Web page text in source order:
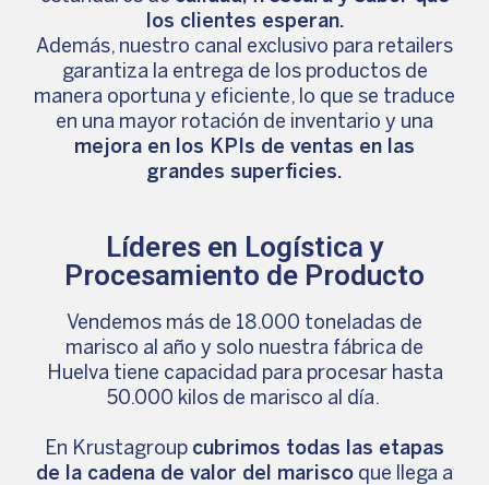
los clientes esperan.
Además, nuestro canal exclusivo para retailers
garantiza la entrega de los productos de
manera oportuna y eficiente, lo que se traduce
en una mayor rotación de inventario y una
mejora en los KPIs de ventas en las
grandes superficies.
Líderes en Logística y
Procesamiento de Producto
Vendemos más de 18.000 toneladas de
marisco al año y solo nuestra fábrica de
Huelva tiene capacidad para procesar hasta
50.000 kilos de marisco al día.
En Krustagroup cubrimos todas las etapas
de la cadena de valor del marisco que llega a